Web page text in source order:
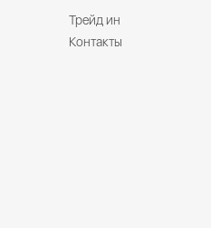
Трейд ин
Контакты